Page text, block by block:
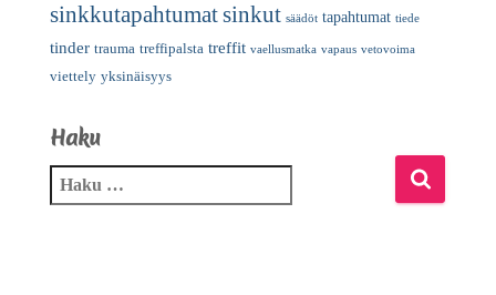
sinkkutapahtumatsinkut säädöt tapahtumat tiede
tinder trauma treffipalsta treffit vaellusmatka vapaus vetovoima
viettely yksinäisyys
Haku